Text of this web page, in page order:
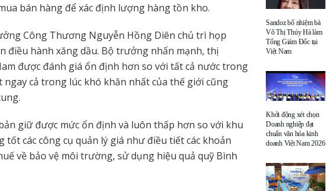
bán hàng để xác định lượng hàng tồn kho.
Công Thương Nguyễn Hồng Diên chủ trì họp
điều hành xăng dầu. Bộ trưởng nhấn mạnh, thị
được đánh giá ổn định hơn so với tất cả nước trong
ngay cả trong lúc khó khăn nhất của thế giới cũng
giữ được mức ổn định và luôn thấp hơn so với khu
tốt các công cụ quản lý giá như điều tiết các khoản
về bảo vệ môi trường, sử dụng hiệu quả quỹ Bình
Sandoz bổ nhiệm bà
Võ Thị Thúy Hà làm
Tổng Giám Đốc tại
Việt Nam
Khởi động xét chọn
Doanh nghiệp đạt
chuẩn văn hóa kinh
doanh Việt Nam 2026